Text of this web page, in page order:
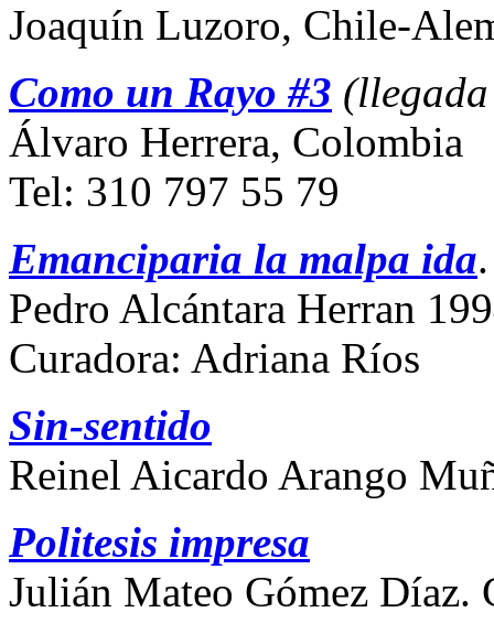
Joaquín Luzoro, Chile-
Como un Rayo #3
Álvaro Herrera, Colombia
Tel: 310 797 55 79
Emanciparia la malpa ida
Pedro Alcántara Herran
Curadora: Adriana Ríos
Sin-sentido
Reinel Aicardo Arango
Politesis impresa
Julián Mateo Gómez Díaz.